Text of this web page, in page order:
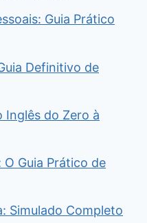
Guia Prático
Definitivo de
Inglês do Zero à
O Guia Prático de
Simulado Completo